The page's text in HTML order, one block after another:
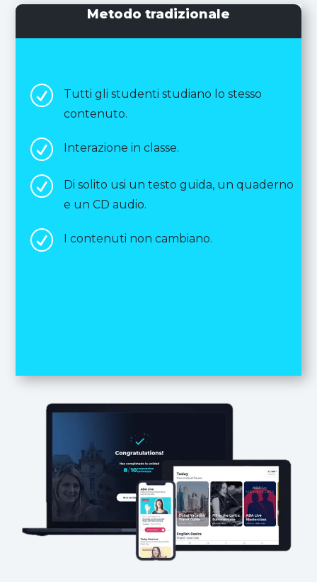
Metodo tradizionale
R
Tutti gli studenti studiano lo stesso
contenuto.
R Interazione in classe.
R
Di solito usi un testo guida, un quaderno
e un CD audio.
R I contenuti non cambiano.